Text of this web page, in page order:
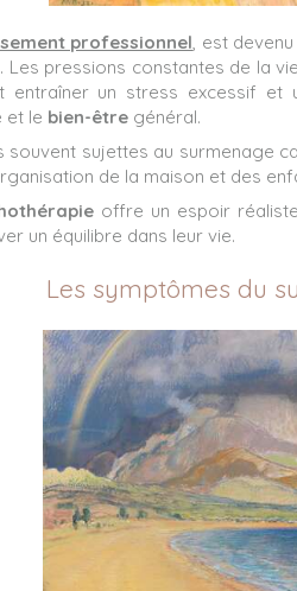
professionnel , est
pressions constantes de la
entraîner un stress excessif et
et le bien-être général.
souvent sujettes au surmenage
de la maison et des
offre un espoir
un équilibre dans leur vie.
Les symptômes du